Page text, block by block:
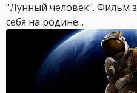
"Лунный человек". Фильм
себя на родине...